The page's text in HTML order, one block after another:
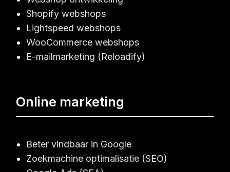
Shopify webshops
Lightspeed webshops
WooCommerce webshops
E-mailmarketing (Reloadify)
Online marketing
Beter vindbaar in Google
Zoekmachine optimalisatie (SEO)